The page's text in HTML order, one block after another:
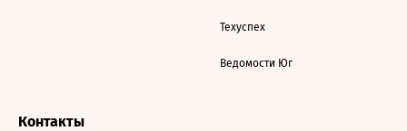
Техуспех
Ведомости Юг
Контакты